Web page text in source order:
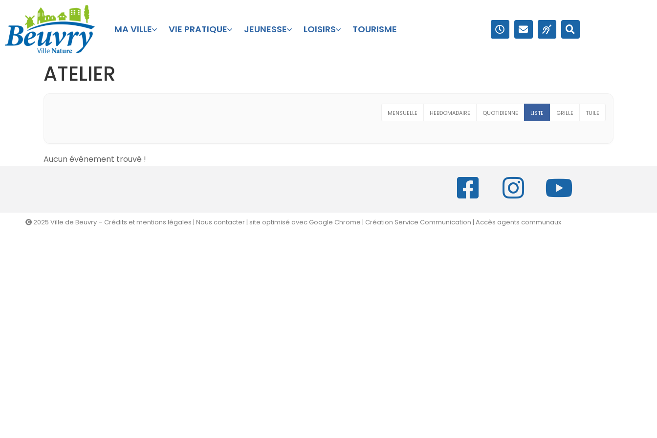
MA VILLE VIE PRATIQUE JEUNESSE LOISIRS TOURISME
ATELIER
MENSUELLE HEBDOMADAIRE QUOTIDIENNE LISTE GRILLE TUILE
Aucun événement trouvé !
2025 Ville de Beuvry – Crédits et mentions légales | Nous contacter | site optimisé avec Google Chrome | Création Service Communication | Accès agents communaux